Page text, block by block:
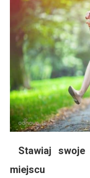
Stawiaj
miejscu